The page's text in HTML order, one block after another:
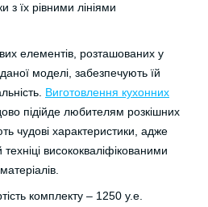
з їх рівними лініями
елементів, розташованих у
моделі, забезпечують їй
Виготовлення кухонних
підійде любителям розкішних
чудові характеристики, адже
висококваліфікованими
комплекту – 1250 у.е.